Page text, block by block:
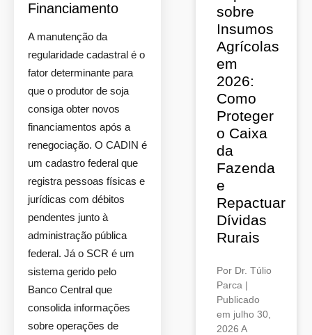
Financiamento
A manutenção da
regularidade cadastral é o
fator determinante para
que o produtor de soja
consiga obter novos
financiamentos após a
renegociação. O CADIN é
um cadastro federal que
registra pessoas físicas e
jurídicas com débitos
pendentes junto à
administração pública
federal. Já o SCR é um
sistema gerido pelo
Banco Central que
consolida informações
sobre operações de
sobre
Insumos
Agrícolas
em
2026:
Como
Proteger
o Caixa
da
Fazenda
e
Repactuar
Dívidas
Rurais
Por Dr. Túlio
Parca |
Publicado
em julho 30,
2026 A